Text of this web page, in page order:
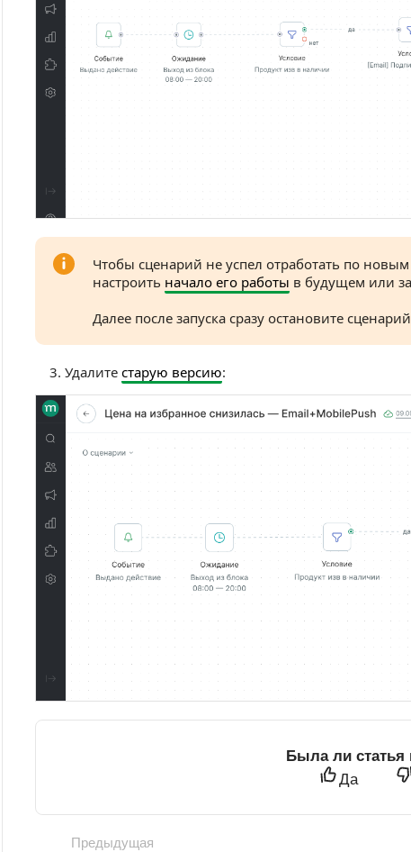
Чтобы сценарий не успел отработать по
настроить начало его работы в будущем или
Далее после запуска сразу остановите
Удалите старую версию:
Была ли статья
Да
Предыдущая